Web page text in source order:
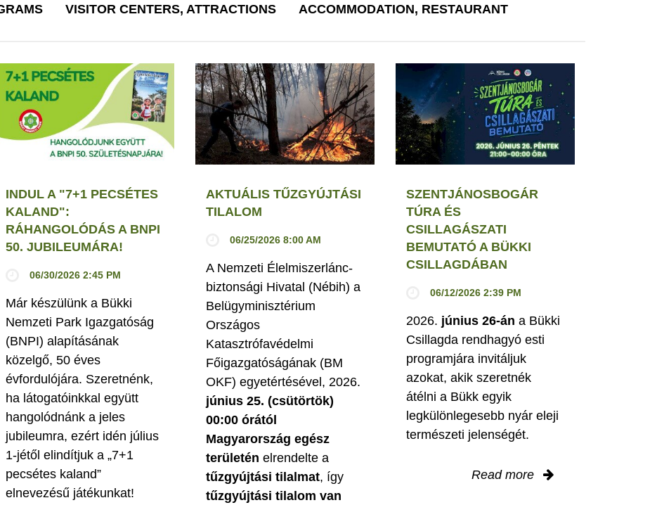
VISITOR CENTERS, ATTRACTIONS ACCOMMODATION, RESTAURANT
INDUL A "7+1 PECSÉTES
KALAND":
RÁHANGOLÓDÁS A BNPI
50. JUBILEUMÁRA!
06/30/2026 2:45 PM
Már készülünk a Bükki
Nemzeti Park Igazgatóság
(BNPI) alapításának
közelgő, 50 éves
évfordulójára. Szeretnénk,
ha látogatóinkkal együtt
hangolódnánk a jeles
jubileumra, ezért idén július
1-jétől elindítjuk a „7+1
pecsétes kaland”
elnevezésű játékunkat!
AKTUÁLIS TŰZGYÚJTÁSI
TILALOM
06/25/2026 8:00 AM
A Nemzeti Élelmiszerlánc-
biztonsági Hivatal (Nébih) a
Belügyminisztérium
Országos
Katasztrófavédelmi
Főigazgatóságának (BM
OKF) egyetértésével, 2026.
június 25. (csütörtök)
00:00 órától
Magyarország egész
területén elrendelte a
tűzgyújtási tilalmat, így
tűzgyújtási tilalom van
SZENTJÁNOSBOGÁR
TÚRA ÉS
CSILLAGÁSZATI
BEMUTATÓ A BÜKKI
CSILLAGDÁBAN
06/12/2026 2:39 PM
2026. június 26-án a Bükki
Csillagda rendhagyó esti
programjára invitáljuk
azokat, akik szeretnék
átélni a Bükk egyik
legkülönlegesebb nyár eleji
természeti jelenségét.
Read more